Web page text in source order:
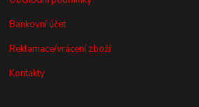
Bankovní účet
Reklamace/vrácení zboží
Kontakty